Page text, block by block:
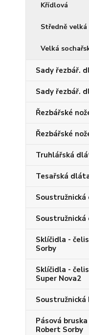
Křídlová
Středně velká
Velká
Sady řezbář.
Sady řezbář.
Řezbářské
Řezbářské
Truhlářská
Tesařská
Sklíčidla -
Sorby
Sklíčidla -
Super Nova2
Soustružnická
Pásová
Robert Sorby